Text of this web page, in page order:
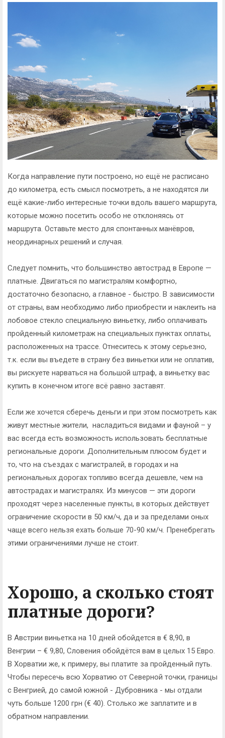
Когда направление пути построено, но ещё не расписано
до километра, есть смысл посмотреть, а не находятся ли
ещё какие-либо интересные точки вдоль вашего маршрута,
которые можно посетить особо не отклоняясь от
маршрута. Оставьте место для спонтанных манёвров,
неординарных решений и случая.
Следует помнить, что большинство автострад в Европе —
платные. Двигаться по магистралям комфортно,
достаточно безопасно, а главное - быстро. В зависимости
от страны, вам необходимо либо приобрести и наклеить на
лобовое стекло специальную виньетку, либо оплачивать
пройденный километраж на специальных пунктах оплаты,
расположенных на трассе. Отнеситесь к этому серьезно,
т.к. если вы въедете в страну без виньетки или не оплатив,
вы рискуете нарваться на большой штраф, а виньетку вас
купить в конечном итоге всё равно заставят.
Если же хочется сберечь деньги и при этом посмотреть как
живут местные жители, насладиться видами и фауной – у
вас всегда есть возможность использовать бесплатные
региональные дороги. Дополнительным плюсом будет и
то, что на съездах с магистралей, в городах и на
региональных дорогах топливо всегда дешевле, чем на
автострадах и магистралях. Из минусов — эти дороги
проходят через населенные пункты, в которых действует
ограничение скорости в 50 км/ч, да и за пределами оных
чаще всего нельзя ехать больше 70-90 км/ч. Пренебрегать
этими ограничениями лучше не стоит.
Хорошо, а сколько стоят
платные дороги?
В Австрии виньетка на 10 дней обойдется в € 8,90, в
Венгрии – € 9,80, Словения обойдётся вам в целых 15 Евро.
В Хорватии же, к примеру, вы платите за пройденный путь.
Чтобы пересечь всю Хорватию от Северной точки, границы
с Венгрией, до самой южной - Дубровника - мы отдали
чуть больше 1200 грн (€ 40). Столько же заплатите и в
обратном направлении.